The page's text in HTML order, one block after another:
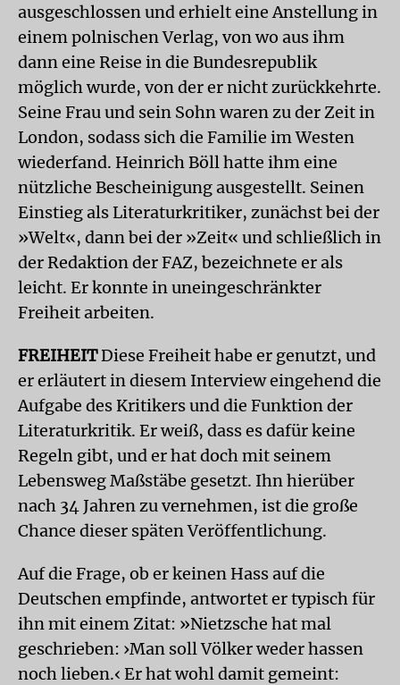
ausgeschlossen und erhielt eine Anstellung in
einem polnischen Verlag, von wo aus ihm
dann eine Reise in die Bundesrepublik
möglich wurde, von der er nicht zurückkehrte.
Seine Frau und sein Sohn waren zu der Zeit in
London, sodass sich die Familie im Westen
wiederfand. Heinrich Böll hatte ihm eine
nützliche Bescheinigung ausgestellt. Seinen
Einstieg als Literaturkritiker, zunächst bei der
»Welt«, dann bei der »Zeit« und schließlich in
der Redaktion der FAZ, bezeichnete er als
leicht. Er konnte in uneingeschränkter
Freiheit arbeiten.
FREIHEITDiese Freiheit habe er genutzt, und
er erläutert in diesem Interview eingehend die
Aufgabe des Kritikers und die Funktion der
Literaturkritik. Er weiß, dass es dafür keine
Regeln gibt, und er hat doch mit seinem
Lebensweg Maßstäbe gesetzt. Ihn hierüber
nach 34 Jahren zu vernehmen, ist die große
Chance dieser späten Veröffentlichung.
Auf die Frage, ob er keinen Hass auf die
Deutschen empfinde, antwortet er typisch für
ihn mit einem Zitat: »Nietzsche hat mal
geschrieben: ›Man soll Völker weder hassen
noch lieben.‹ Er hat wohl damit gemeint: